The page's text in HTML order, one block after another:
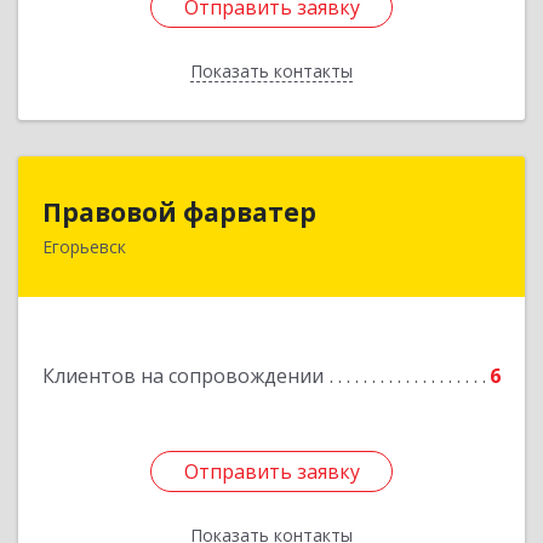
Отправить заявку
Показать контакты
Отправить заявку
Назад
Правовой фарватер
Егорьевск
Клиентов на сопровождении 6
Отправить заявку
Показать контакты
Отправить заявку
Назад